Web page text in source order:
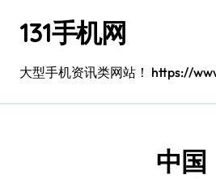
131手机网
大型手机资讯类网站！ https://
中国